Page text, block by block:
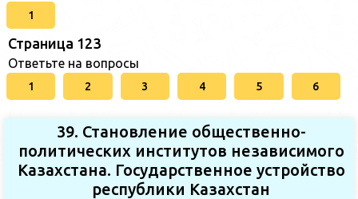
1
Страница 123
Ответьте на вопросы
1 2 3 4 5 6
39. Становление общественно-
политических институтов независимого
Казахстана. Государственное устройство
республики Казахстан